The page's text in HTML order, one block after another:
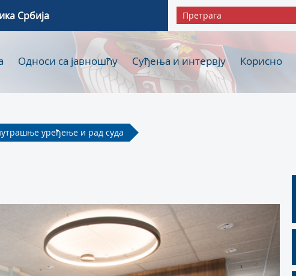
Србија
Односи са јавношћу Суђења и интервју Корисно
уређење и рад суда